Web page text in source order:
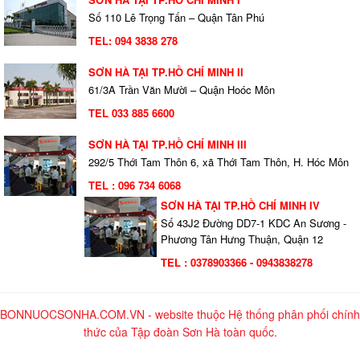
Số 110 Lê Trọng Tấn – Quận Tân Phú
TEL: 094 3838 278
SƠN HÀ TẠI TP.HỒ CHÍ MINH II
61/3A Trần Văn Mười – Quận Hoóc Môn
TEL 033 885 6600
SƠN HÀ TẠI TP.HỒ CHÍ MINH III
292/5 Thới Tam Thôn 6, xã Thới Tam Thôn, H. Hóc Môn
TEL : 096 734 6068
SƠN HÀ TẠI TP.HỒ CHÍ MINH IV
Số 43J2 Đường DD7-1 KDC An Sương -
Phương Tân Hưng Thuận, Quận 12
TEL : 0378903366 - 0943838278
BONNUOCSONHA.COM.VN - website thuộc Hệ thống phân phối chính
thức của Tập đoàn Sơn Hà toàn quốc.